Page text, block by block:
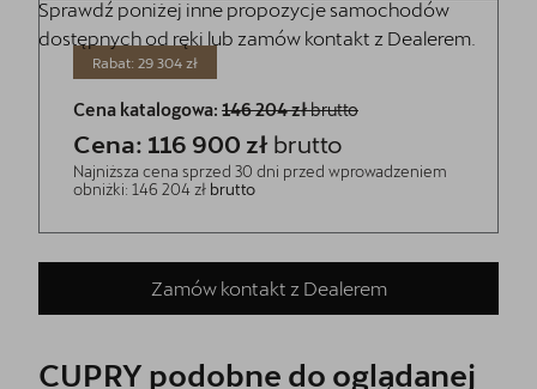
O nas
Sprawdź poniżej inne propozycje samochodów
dostępnych od ręki lub zamów kontakt z Dealerem.
Rabat: 29 304 zł
Cena katalogowa: 146 204 złbrutto
Cena: 116 900 zł brutto
Najniższa cena sprzed 30 dni przed wprowadzeniem
obniżki: 146 204 zł brutto
Zamów kontakt z Dealerem
CUPRY podobne do oglądanej